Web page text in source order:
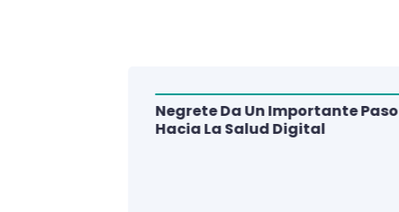
Negrete Da Un Importante Paso
Hacia La Salud Digital